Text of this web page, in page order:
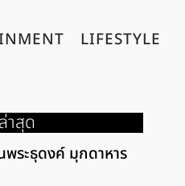
LIFESTYLE
าสุด
ระธุดงค์ มุกดาหาร